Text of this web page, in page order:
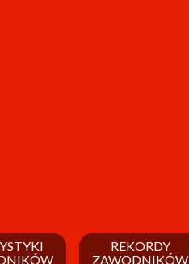
REKORDY
ZAWODNIKÓW